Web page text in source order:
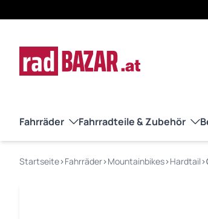
Fahrräder Fahrradteile & Zubehör
Startseite›Fahrräder›Mountainbikes›Hardtail ›